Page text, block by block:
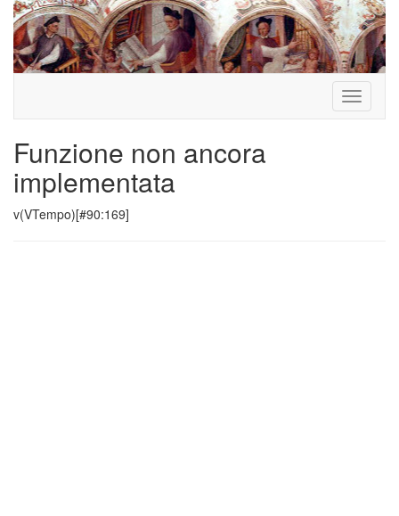
Toggle
Funzione non ancora
implementata
v(VTempo)[#90:169]